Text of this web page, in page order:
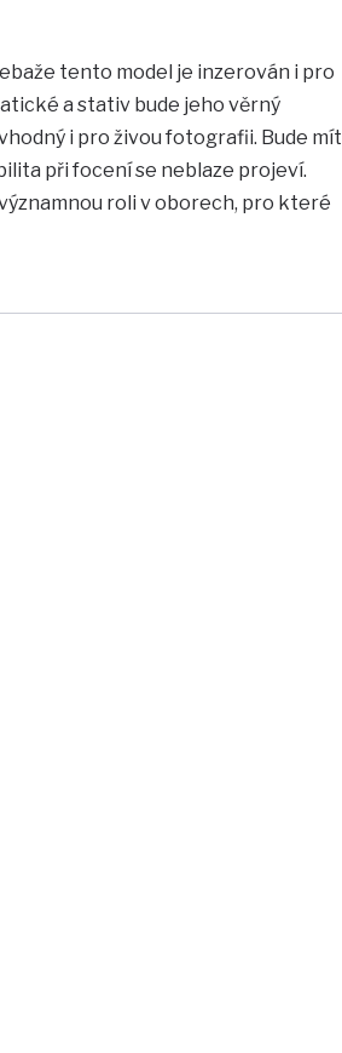
tento model je inzerován i pro
a stativ bude jeho věrný
i pro živou fotografii. Bude mít
při focení se neblaze projeví.
roli v oborech, pro které